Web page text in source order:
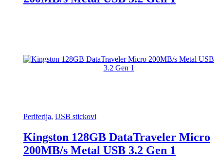
Periferija, USB stickovi
Kingston 128GB DataTraveler Micro
200MB/s Metal USB 3.2 Gen 1